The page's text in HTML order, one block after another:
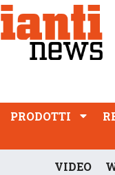
PRODOTTI
VIDEO